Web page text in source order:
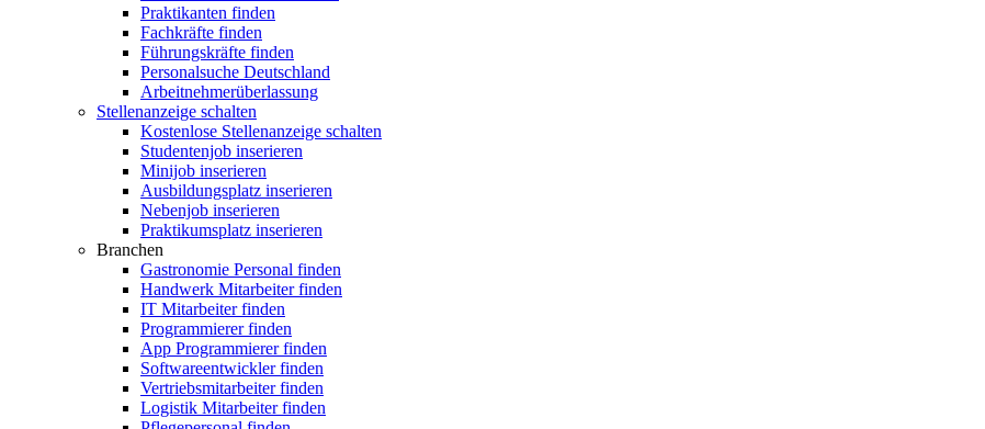
Praktikanten finden
Fachkräfte finden
Führungskräfte finden
Personalsuche Deutschland
Arbeitnehmerüberlassung
Stellenanzeige schalten
Kostenlose Stellenanzeige schalten
Studentenjob inserieren
Minijob inserieren
Ausbildungsplatz inserieren
Nebenjob inserieren
Praktikumsplatz inserieren
Branchen
Gastronomie Personal finden
Handwerk Mitarbeiter finden
IT Mitarbeiter finden
Programmierer finden
App Programmierer finden
Softwareentwickler finden
Vertriebsmitarbeiter finden
Logistik Mitarbeiter finden